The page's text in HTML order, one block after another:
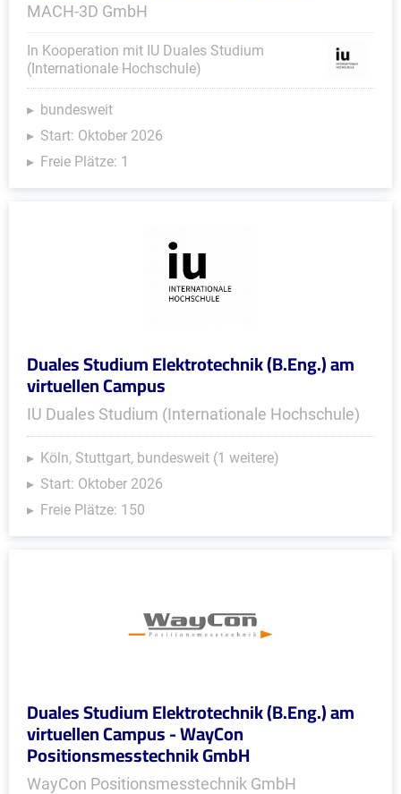
MACH-3D GmbH
In Kooperation mit IU Duales Studium
(Internationale Hochschule)
bundesweit
Start: Oktober 2026
Freie Plätze: 1
Duales Studium Elektrotechnik (B.Eng.) am
virtuellen Campus
IU Duales Studium (Internationale Hochschule)
Köln, Stuttgart, bundesweit (1 weitere)
Start: Oktober 2026
Freie Plätze: 150
Duales Studium Elektrotechnik (B.Eng.) am
virtuellen Campus - WayCon
Positionsmesstechnik GmbH
WayCon Positionsmesstechnik GmbH